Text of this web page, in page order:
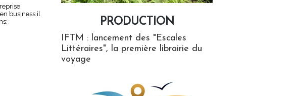
business il
PRODUCTION
IFTM : lancement des "Escales
Littéraires", la première librairie du
voyage